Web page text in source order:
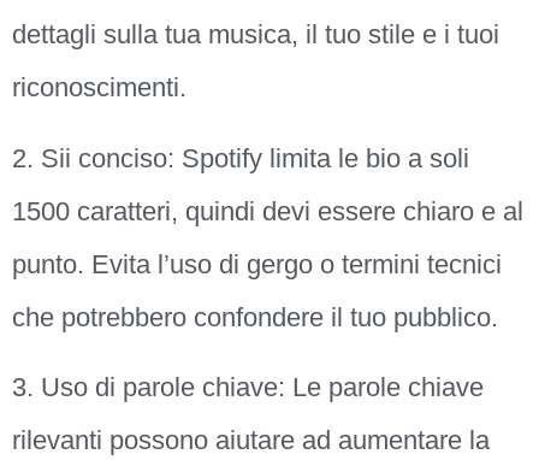
dettagli sulla tua musica, il tuo stile e i tuoi
riconoscimenti.
2. Sii conciso: Spotify limita le bio a soli
1500 caratteri, quindi devi essere chiaro e al
punto. Evita l’uso di gergo o termini tecnici
che potrebbero confondere il tuo pubblico.
3. Uso di parole chiave: Le parole chiave
rilevanti possono aiutare ad aumentare la